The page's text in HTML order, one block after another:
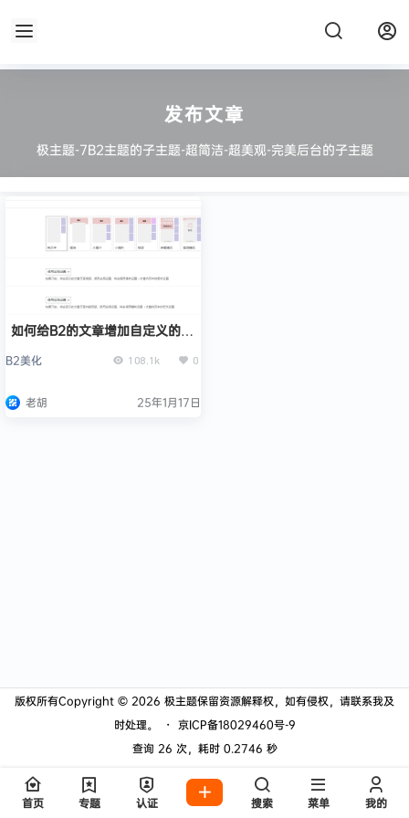
发布文章
极主题-7B2主题的子主题-超简洁-超美观-完美后台的子主题
如何给B2的文章增加自定义的文
B2美化 108.1k 0
老胡 25年1月17日
版权所有Copyright © 2026 极主题保留资源解释权，如有侵权，请联系我及
时处理。
・ 京ICP备18029460号-9
查询 26 次，耗时 0.2746 秒
首页 专题 认证 搜索 菜单 我的